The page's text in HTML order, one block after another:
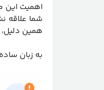
اهمیت این
شما علاقه
همین دلیل،
به زبان